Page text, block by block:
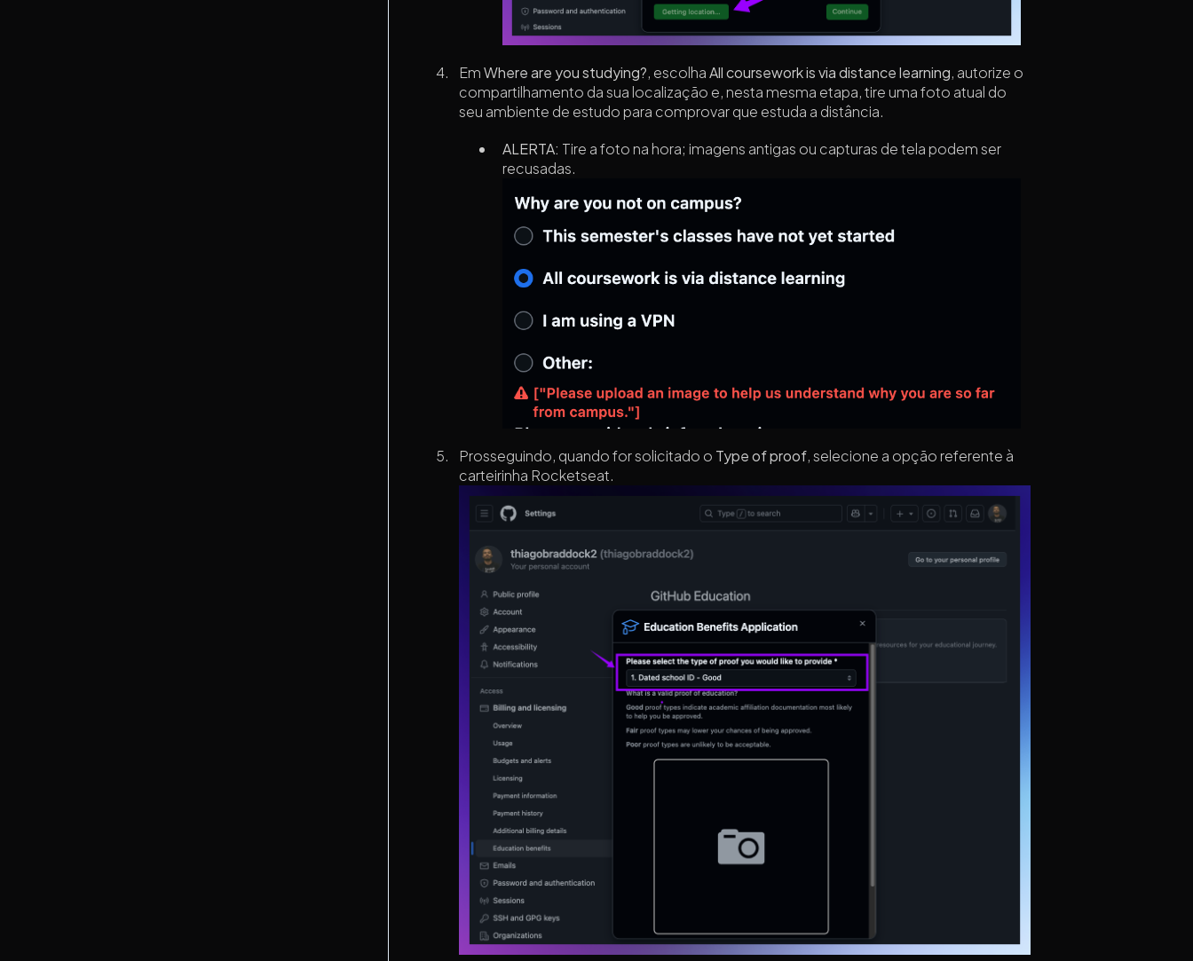
EmWhere are you studying?, escolhaAll coursework is via distance learning, autorize o
compartilhamento da sua localização e, nesta mesma etapa, tire uma foto atual do
seu ambiente de estudo para comprovar que estuda a distância.
ALERTA: Tire a foto na hora; imagens antigas ou capturas de tela podem ser
recusadas.
Prosseguindo, quando for solicitado o Type of proof, selecione a opção referente à
carteirinha Rocketseat.